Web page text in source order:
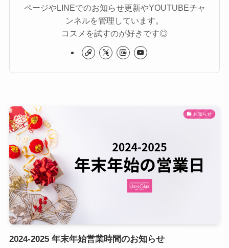
ページやLINEでのお知らせ更新やYOUTUBEチャ
ンネルを管理しています。
コスメを試すのが好きです◎
お知らせ
2024-2025 年末年始営業時間のお知らせ